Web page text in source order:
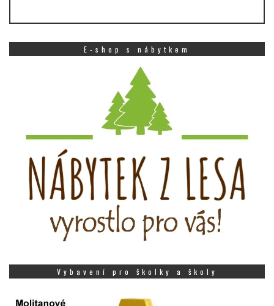
E-shop s nábytkem
Vybavení pro školky a školy